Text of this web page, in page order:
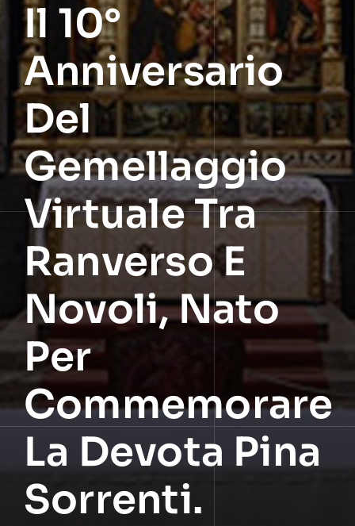
Il 10°
Anniversario
Del
Gemellaggio
Virtuale Tra
Ranverso E
Novoli, Nato
Per
Commemorare
La Devota Pina
Sorrenti.